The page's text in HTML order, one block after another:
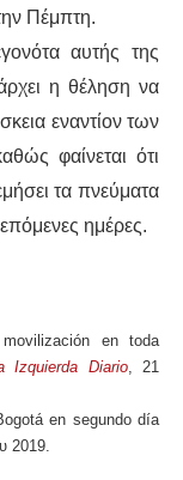
Πέμπτη.
αυτής της
ηθέληση να
εναντίον των
φαίνεται ότι
τα πνεύματα
επόμενες ημέρες.
en toda
Izquierda Diario, 21
en segundo día
2019.